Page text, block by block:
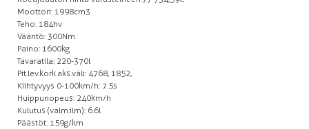
Moottori: 1998cm3
Teho: 184hv
Vääntö: 300Nm
Paino: 1600kg
Tavaratila: 220-370l
Pit.lev.kork.aks.väli: 4768, 1852,
Kiihtyvyys 0-100km/h: 7.5s
Huippunopeus: 240km/h
Kulutus (valm.ilm): 6.6l
Päästöt: 159g/km